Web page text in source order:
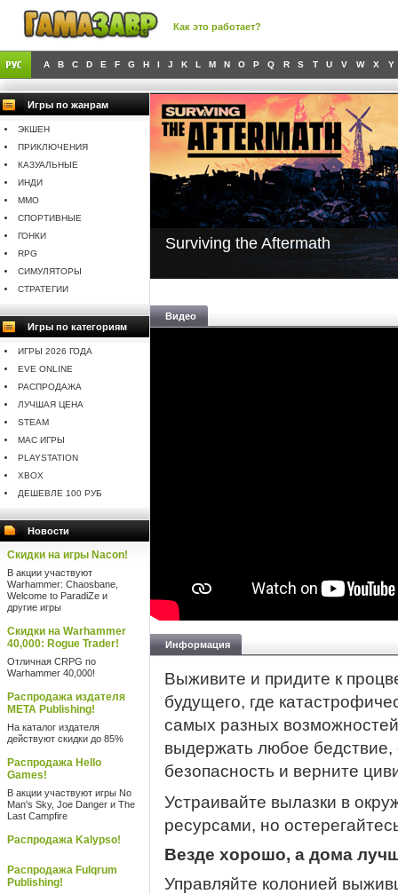
Как это работает?
A B C D E F G H I J K L M N O P Q R S T U V W X Y
Игры по жанрам
ЭКШЕН
ПРИКЛЮЧЕНИЯ
КАЗУАЛЬНЫЕ
ИНДИ
MMO
СПОРТИВНЫЕ
ГОНКИ
RPG
СИМУЛЯТОРЫ
СТРАТЕГИИ
Игры по категориям
ИГРЫ 2026 ГОДА
EVE ONLINE
РАСПРОДАЖА
ЛУЧШАЯ ЦЕНА
STEAM
MAC ИГРЫ
PLAYSTATION
XBOX
ДЕШЕВЛЕ 100 РУБ
Новости
Скидки на игры Nacon!
В акции участвуют
Warhammer: Chaosbane,
Welcome to ParadiZe и
другие игры
Скидки на Warhammer
40,000: Rogue Trader!
Отличная CRPG по
Warhammer 40,000!
Распродажа издателя
META Publishing!
На каталог издателя
действуют скидки до 85%
Распродажа Hello
Games!
В акции участвуют игры No
Man's Sky, Joe Danger и The
Last Campfire
Распродажа Kalypso!
Распродажа Fulqrum
Publishing!
Surviving the Aftermath
Видео
Информация
Выживите и придите к
будущего, где
самых разных
выдержать любое бедствие,
безопасность и верните
Устраивайте вылазки в
ресурсами, но
Везде хорошо, а дома
Управляйте колонией